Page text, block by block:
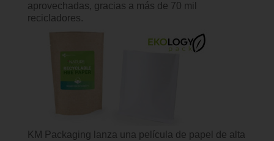
aprovechadas, gracias a más de 70 mil
recicladores.
KM Packaging lanza una película de papel de alta